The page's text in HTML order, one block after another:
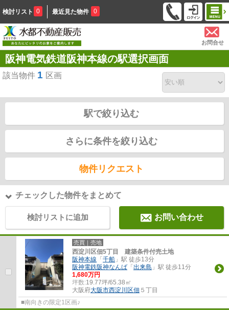
検討リスト 0 最近見た物件 0
お問合せ
阪神電気鉄道阪神本線の駅選択画面
該当物件 1 区画
駅で絞り込む
さらに条件を絞り込む
物件リクエスト
チェックした物件をまとめて
検討リストに追加 お問い合わせ
売買｜売地
西淀川区佃5丁目 建築条件付売土地
阪神本線 「 千船 」駅 徒歩13分
阪神電鉄阪神なんば 「 出来島 」駅 徒歩11分
1,680万円
坪数:19.77坪/65.38㎡
大阪府大阪市西淀川区佃 ５丁目
■南向きの限定1区画♪